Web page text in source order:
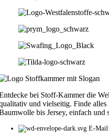
bei Stoff-Kammer die
und vielseitig. Finde
bis Jersey, einfach und
E-